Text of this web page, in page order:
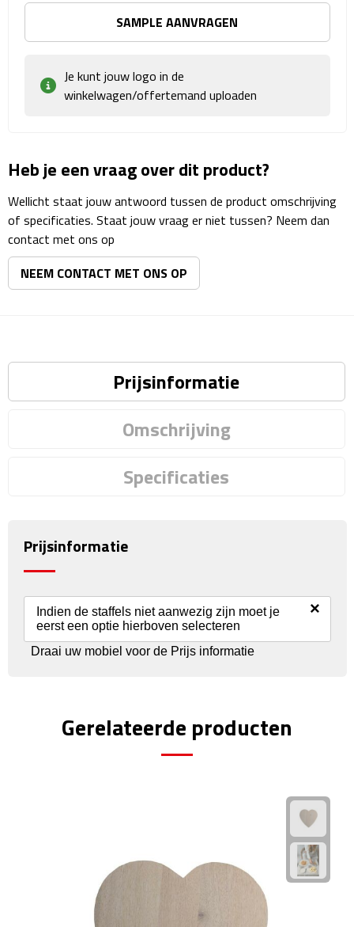
Koeltassen & koelboxen
Strandtassen
Picknick rugtassen
Heuptassen
Matrozentassen
Reizen
Reisstekkers
Reissetjes
Paspoorthouders
Auto luchtverfrissers
SAMPLE AANVRAGEN
Je kunt jouw logo in de
winkelwagen/offertemand uploaden
Heb je een vraag over dit product?
Wellicht staat jouw antwoord tussen de product omschrijving
of specificaties. Staat jouw vraag er niet tussen? Neem dan
contact met ons op
NEEM CONTACT MET ONS OP
Prijsinformatie
Omschrijving
Specificaties
Prijsinformatie
Indien de staffels niet aanwezig zijn moet je
eerst een optie hierboven selecteren
×
Draai uw mobiel voor de Prijs informatie
Gerelateerde producten